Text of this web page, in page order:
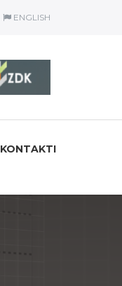
ENGLISH
KONTAKTI